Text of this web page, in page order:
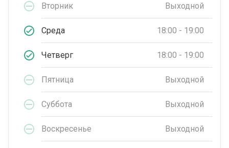
Вторник Выходной
Среда 18:00 - 19:00
Четверг 18:00 - 19:00
Пятница Выходной
Суббота Выходной
Воскресенье Выходной